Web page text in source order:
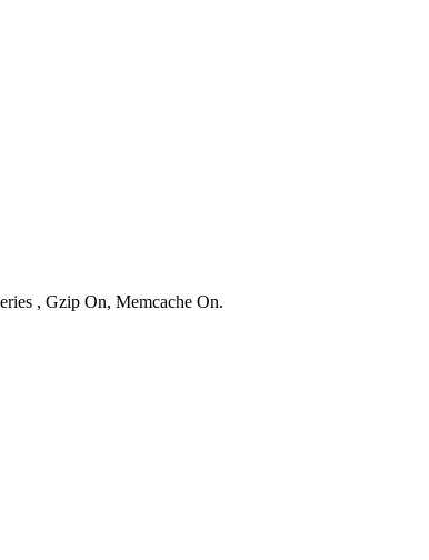
, Gzip On, Memcache On.